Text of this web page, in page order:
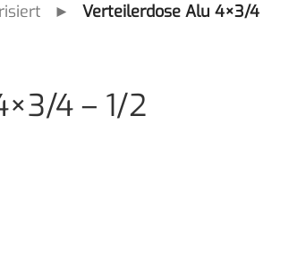
► Verteilerdose Alu 4×3/4
4 – 1/2